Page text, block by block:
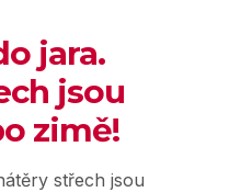
jara.
jsou
zimě!
střech jsou